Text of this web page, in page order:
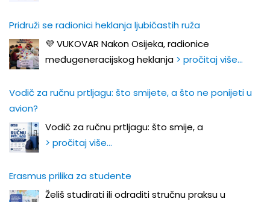
Pridruži se radionici heklanja ljubičastih ruža
💜 VUKOVAR Nakon Osijeka, radionice
međugeneracijskog heklanja > pročitaj više…
Vodič za ručnu prtljagu: što smijete, a što ne ponijeti u
avion?
Vodič za ručnu prtljagu: što smije, a
> pročitaj više…
Erasmus prilika za studente
Želiš studirati ili odraditi stručnu praksu u